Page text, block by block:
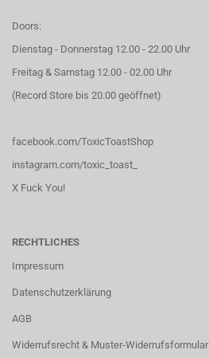
Doors:
Dienstag - Donnerstag 12.00 - 22.00 Uhr
Freitag & Samstag 12.00 - 02.00 Uhr
(Record Store bis 20.00 geöffnet)
facebook.com/ToxicToastShop
instagram.com/toxic_toast_
X Fuck You!
RECHTLICHES
Impressum
Datenschutzerklärung
AGB
Widerrufsrecht & Muster-Widerrufsformular